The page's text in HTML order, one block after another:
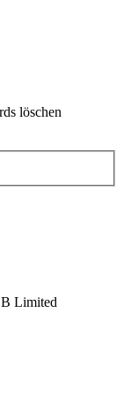
löschen
Limited